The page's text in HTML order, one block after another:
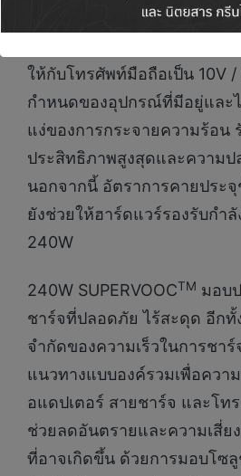
เทคโนโลยี 24V/10A บนอินเท
ให้กับโทรศัพท์มือถือเป็น 10V
กำหนดของอุปกรณ์ที่มีอยู่และ
แง่ของการกระจายความร้อน
ประสิทธิภาพสูงสุดและความ
นอกจากนี้ อัตราการคายประ
ยังช่วยให้ฮาร์ดแวร์รองรับกำ
240W
240W SUPERVOOCTM มอบ
ชาร์จที่ปลอดภัย ไร้สะดุด อีกทั้
จำกัดของความเร็วในการชา
แนวทางแบบองค์รวมเพื่อควา
อแดปเตอร์ สายชาร์จ และโท
ช่วยลดอันตรายและความเสี่ย
ที่อาจเกิดขึ้น ด้วยการมอบโซ